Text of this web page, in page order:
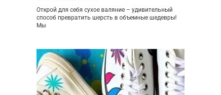
Открой для себя сухое валяние – удивительный
способ превратить шерсть в объемные шедевры!
Мы